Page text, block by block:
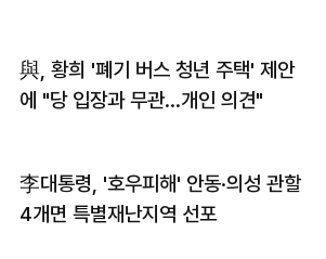
與, 황희 '폐기 버스 청년 주택' 제안
에 "당 입장과 무관…개인 의견"
李대통령, '호우피해' 안동·의성 관할
4개면 특별재난지역 선포